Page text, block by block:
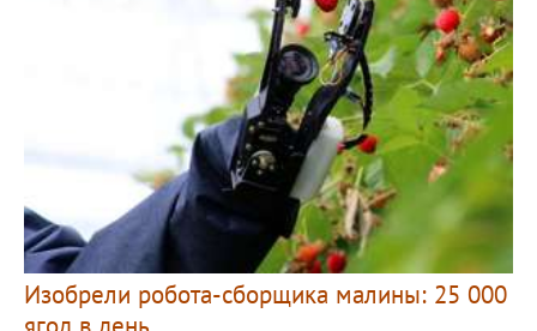
Изобрели робота-сборщика малины: 25 000